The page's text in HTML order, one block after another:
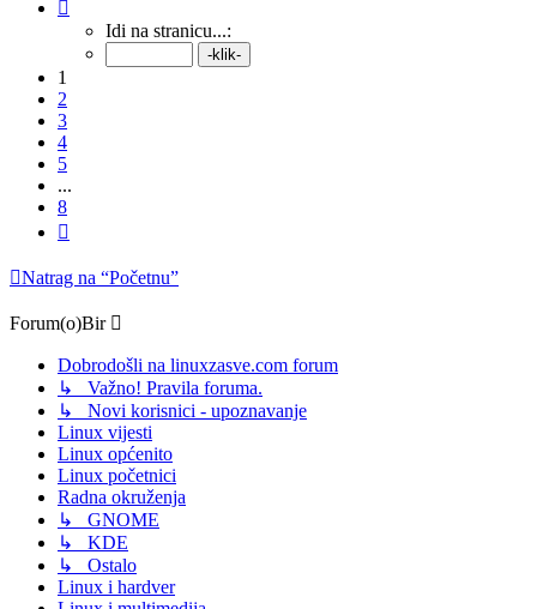
8. Idi na stranicu...:
1
2
3
4
5
...
8
Natrag na “Početnu”
Forum(o)Bir
Dobrodošli na linuxzasve.com forum
↳ Važno! Pravila foruma.
↳ Novi korisnici - upoznavanje
Linux vijesti
Linux općenito
Linux početnici
Radna okruženja
↳ GNOME
↳ KDE
↳ Ostalo
Linux i hardver